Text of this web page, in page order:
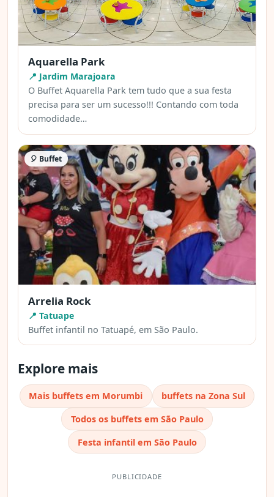
Aquarella Park
📍 Jardim Marajoara
O Buffet Aquarella Park tem tudo que a sua festa
precisa para ser um sucesso!!! Contando com toda
comodidade…
🎈 Buffet
Arrelia Rock
📍 Tatuape
Buffet infantil no Tatuapé, em São Paulo.
Explore mais
Mais buffets em Morumbi
buffets na Zona Sul
Todos os buffets em São Paulo
Festa infantil em São Paulo
PUBLICIDADE